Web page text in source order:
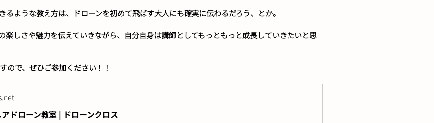
るような教え方は、ドローンを初めて飛ばす大人にも確実に伝わるだろう、とか。
楽しさや魅力を伝えていきながら、自分自身は講師としてもっともっと成長していきたいと思
ので、ぜひご参加ください！！
ドローン教室 | ドローンクロス